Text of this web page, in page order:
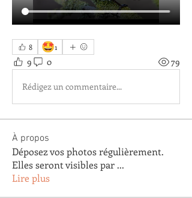
8 🤩1
9 0 79
Rédigez un commentaire...
À propos
Déposez vos photos régulièrement.
Elles seront visibles par ...
Lire plus